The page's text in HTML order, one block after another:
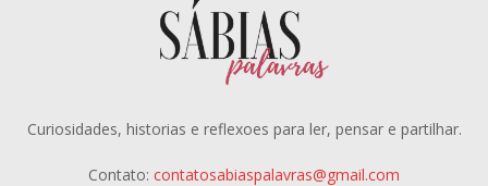
Curiosidades, historias e reflexoes para ler, pensar e partilhar.
Contato: contatosabiaspalavras@gmail.com